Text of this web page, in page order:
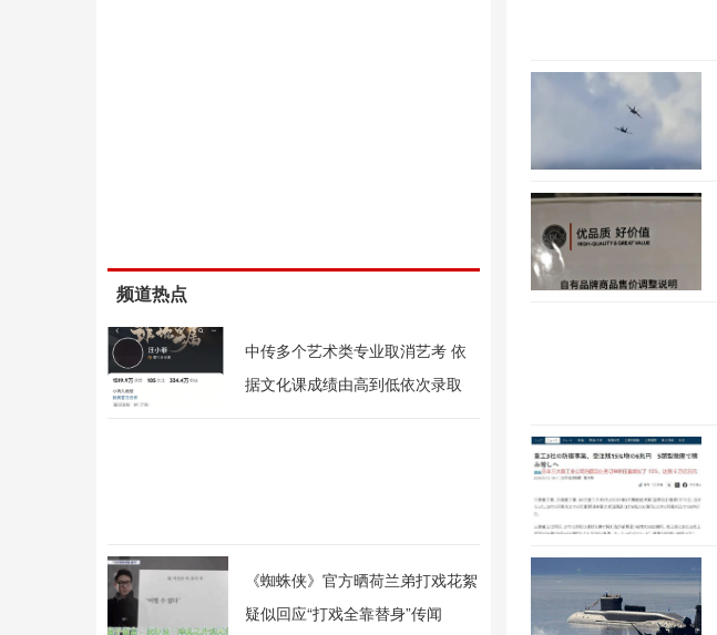
频道热点
中传多个艺术类专业取消艺考 依
据文化课成绩由高到低依次录取
《蜘蛛侠》官方晒荷兰弟打戏花絮
疑似回应“打戏全靠替身”传闻